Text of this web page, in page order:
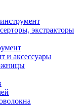
экстракторы
и аксессуары